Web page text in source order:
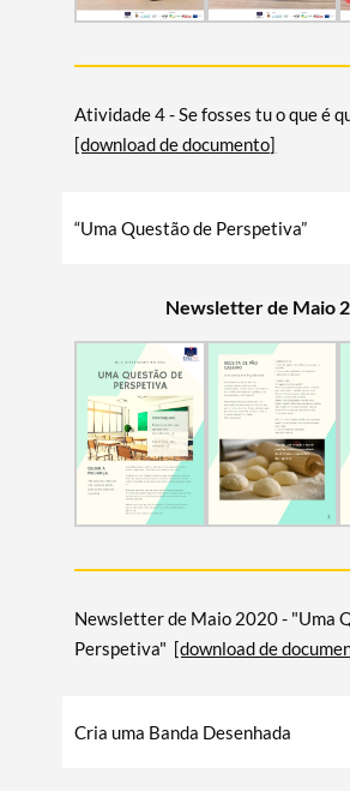
Atividade 4 - Se fosses tu o que é
[download de documento]
“Uma Questão de Perspetiva”
Newsletter de Maio
Newsletter de Maio 2020 - "Uma
Perspetiva" [download de
Cria uma Banda Desenhada